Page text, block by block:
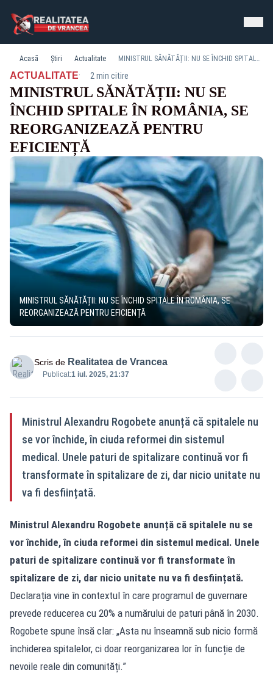
Acasă Știri Actualitate MINISTRUL SĂNĂTĂȚII: NU SE ÎNCHID SPITALE ÎN ROMÂNIA, SE REORGANIZEAZĂ PENTRU EFICIENȚĂ
ACTUALITATE· 2 min citire
MINISTRUL SĂNĂTĂȚII: NU SE
ÎNCHID SPITALE ÎN ROMÂNIA, SE
REORGANIZEAZĂ PENTRU
EFICIENȚĂ
MINISTRUL SĂNĂTĂȚII: NU SE ÎNCHID SPITALE ÎN ROMÂNIA, SE
REORGANIZEAZĂ PENTRU EFICIENȚĂ
Scris de Realitatea de Vrancea
Publicat:1 iul. 2025, 21:37
Ministrul Alexandru Rogobete anunță că spitalele nu
se vor închide, în ciuda reformei din sistemul
medical. Unele paturi de spitalizare continuă vor fi
transformate în spitalizare de zi, dar nicio unitate nu
va fi desființată.
Ministrul Alexandru Rogobete anunță că spitalele nu se
vor închide, în ciuda reformei din sistemul medical. Unele
paturi de spitalizare continuă vor fi transformate în
spitalizare de zi, dar nicio unitate nu va fi desființată.
Declarația vine în contextul în care programul de guvernare
prevede reducerea cu 20% a numărului de paturi până în 2030.
Rogobete spune însă clar: „Asta nu înseamnă sub nicio formă
închiderea spitalelor, ci doar reorganizarea lor în funcție de
nevoile reale din comunități.”